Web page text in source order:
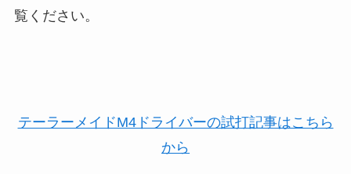
覧ください。
テーラーメイドM4ドライバーの試打記事はこちら
から